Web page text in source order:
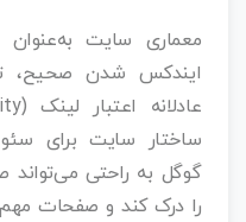
معماری سایت
ایندکس شدن صحیح،
ساختار سایت برای
گوگل به راحتی می‌تواند
را درک کند و صفحات